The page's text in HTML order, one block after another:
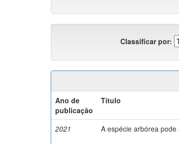
Classificar por:
Ano de
publicação
Título
2021 A espécie arbórea